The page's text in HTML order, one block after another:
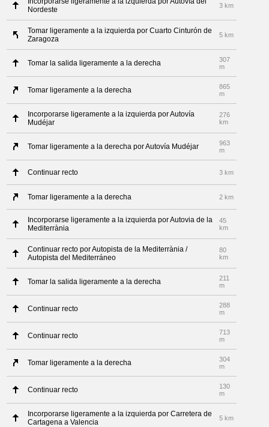
Nordeste
3 km
Tomar ligeramente a la izquierda por Cuarto Cinturón de
Zaragoza
5 km
Tomar la salida ligeramente a la derecha
307
m
Tomar ligeramente a la derecha
865
m
Incorporarse ligeramente a la izquierda por Autovía
Mudéjar
276
km
Tomar ligeramente a la derecha por Autovía Mudéjar
963
m
Continuar recto 3 km
Tomar ligeramente a la derecha 2 km
Incorporarse ligeramente a la izquierda por Autovia de la
Mediterrània
45
km
Continuar recto por Autopista de la Mediterrània /
Autopista del Mediterráneo
80
km
Tomar la salida ligeramente a la derecha
211
m
Continuar recto
288
m
Continuar recto
713
m
Tomar ligeramente a la derecha
304
m
Continuar recto
130
m
Incorporarse ligeramente a la izquierda por Carretera de
Cartagena a Valencia
5 km